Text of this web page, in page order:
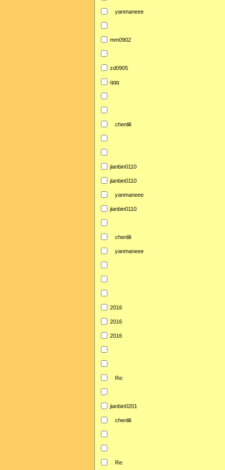
yanmaneee
mm0902
zd0905
qqq
chenlili
jianbin0110
jianbin0110
yanmaneee
jianbin0110
chenlili
yanmaneee
2016
2016
2016
Re:
jianbin0201
chenlili
Re: